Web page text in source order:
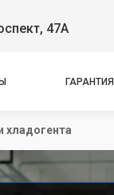
47А
ГАРАНТИЯ
хладогента